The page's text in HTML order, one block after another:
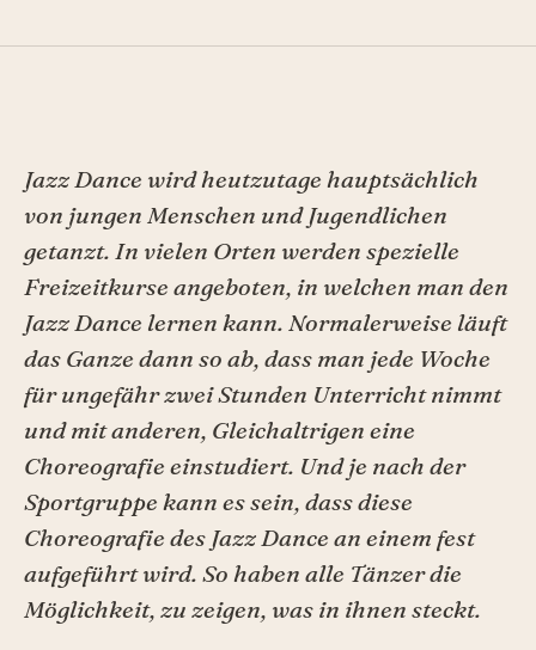
Jazz Dance wird heutzutage hauptsächlich
von jungen Menschen und Jugendlichen
getanzt. In vielen Orten werden spezielle
Freizeitkurse angeboten, in welchen man den
Jazz Dance lernen kann. Normalerweise läuft
das Ganze dann so ab, dass man jede Woche
für ungefähr zwei Stunden Unterricht nimmt
und mit anderen, Gleichaltrigen eine
Choreografie einstudiert. Und je nach der
Sportgruppe kann es sein, dass diese
Choreografie des Jazz Dance an einem fest
aufgeführt wird. So haben alle Tänzer die
Möglichkeit, zu zeigen, was in ihnen steckt.